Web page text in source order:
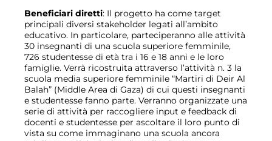
Beneficiari diretti: Il progetto ha come target
principali diversi stakeholder legati all’ambito
educativo. In particolare, parteciperanno alle attività
30 insegnanti di una scuola superiore femminile,
726 studentesse di età tra i 16 e 18 anni e le loro
famiglie. Verrà ricostruita attraverso l’attività n. 3 la
scuola media superiore femminile “Martiri di Deir Al
Balah” (Middle Area di Gaza) di cui questi insegnanti
e studentesse fanno parte. Verranno organizzate una
serie di attività per raccogliere input e feedback di
docenti e studentesse per ascoltare il loro punto di
vista su come immaginano una scuola ancora